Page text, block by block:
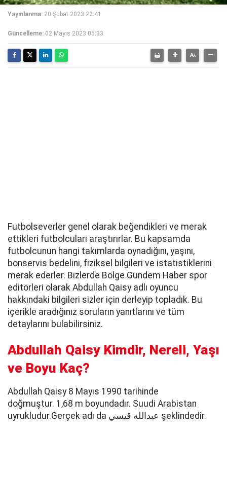
Yayınlanma: 20 Şubat 2023 22:41
Güncelleme: 02 Mayıs 2023 05:33
Futbolseverler genel olarak beğendikleri ve merak
ettikleri futbolcuları araştırırlar. Bu kapsamda
futbolcunun hangi takımlarda oynadığını, yaşını,
bonservis bedelini, fiziksel bilgileri ve istatistiklerini
merak ederler. Bizlerde Bölge Gündem Haber spor
editörleri olarak Abdullah Qaisy adlı oyuncu
hakkındaki bilgileri sizler için derleyip topladık. Bu
içerikle aradığınız soruların yanıtlarını ve tüm
detaylarını bulabilirsiniz.
Abdullah Qaisy Kimdir, Nereli, Yaşı
ve Boyu Kaç?
Abdullah Qaisy 8 Mayıs 1990 tarihinde
doğmuştur. 1,68 m boyundadır. Suudi Arabistan
uyrukludur.Gerçek adı da عبدالله قيسي şeklindedir.